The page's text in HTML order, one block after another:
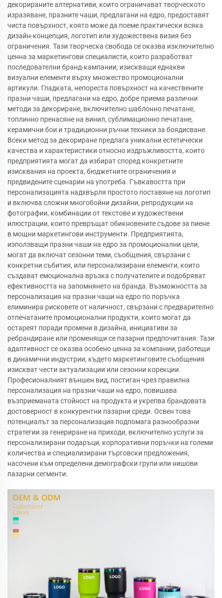
декорираните алтернативи, които ограничават творческото
изразяване, празните чаши, предлагани на едро, предоставят
чиста повърхност, която може да поеме практически всяка
дизайн-концепция, логотип или художествена визия без
ограничения. Тази творческа свобода се оказва изключително
ценна за маркетингови специалисти, които разработват
последователни бранд-кампании, изискващи еднакви
визуални елементи върху множество промоционални
артикули. Гладката, непореста повърхност на качествените
празни чаши, предлагани на едро, добре приема различни
методи за декориране, включително шаблонно печатане,
топлинно пренасяне на винил, сублимационно печатане,
керамични бои и традиционни ръчни техники за боядисване.
Всеки метод за декориране предлага уникални естетически
качества и характеристики относно издръжливостта, които
предприятията могат да избират според конкретните
изисквания на проекта, бюджетните ограничения и
предвидените сценарии на употреба. Гъвкавостта при
персонализацията надхвърля простото поставяне на логотип
и включва сложни многобойни дизайни, репродукции на
фотографии, комбинации от текстове и художествени
илюстрации, които превръщат обикновените съдове за пиене
в мощни маркетингови инструменти. Предприятията,
използващи празни чаши на едро за промоционални цели,
могат да включат сезонни теми, съобщения, свързани с
конкретни събития, или персонализирани елементи, които
създават емоционална връзка с получателите и подобряват
ефективността на запомнянето на бранда. Възможността за
персонализация на празни чаши на едро по поръчка
елиминира рисковете от наличност, свързани с предварително
отпечатаните промоционални продукти, които могат да
остареят поради промени в дизайна, инициативи за
ребрандиране или променящи се пазарни предпочитания. Тази
адаптивност се оказва особено ценна за компании, работещи
в динамични индустрии, където маркетинговите съобщения
изискват чести актуализации или сезонни корекции.
Професионалният външен вид, постиган чрез правилна
персонализация на празни чаши на едро, повишава
възприеманата стойност на продукта и укрепва брандовата
достоверност в конкурентни пазарни среди. Освен това
потенциалът за персонализация подпомага разнообразни
стратегии за генериране на приходи, включително услуги за
персонализирани подаръци, корпоративни поръчки на големи
количества и специализирани търговски предложения,
насочени към определени демографски групи или нишови
пазарни сегменти.